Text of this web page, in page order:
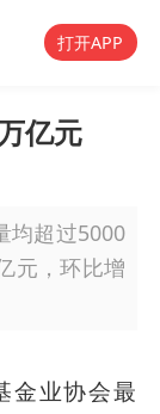
打开APP
亿元
均超过5000
元，环比增
金业协会最